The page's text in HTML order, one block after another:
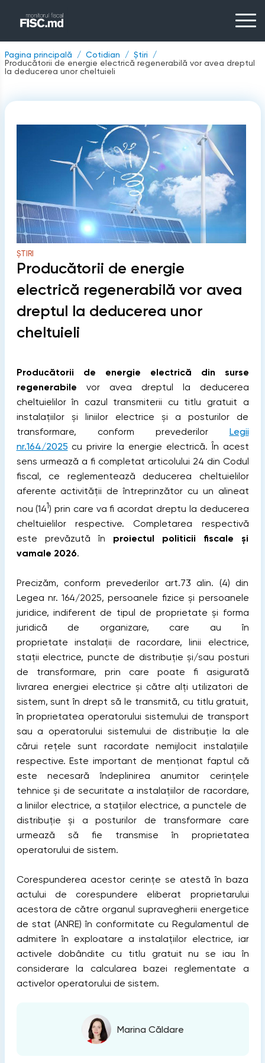
Pagina principală Cotidian
Știri
Producătorii de energie electrică regenerabilă vor avea dreptul
la deducerea unor cheltuieli
ȘTIRI
Producătorii de energie
electrică regenerabilă vor avea
dreptul la deducerea unor
cheltuieli
Producătorii de energie electrică din surse
regenerabile vor avea dreptul la deducerea
cheltuielilor în cazul transmiterii cu titlu gratuit a
instalațiilor și liniilor electrice și a posturilor de
transformare, conform prevederilor Legii
nr.164/2025 cu privire la energie electrică. În acest
sens urmează a fi completat articolului 24 din Codul
fiscal, ce reglementează deducerea cheltuielilor
aferente activităţii de întreprinzător cu un alineat
nou (141) prin care va fi acordat dreptu la deducerea
cheltuielilor respective. Completarea respectivă
este prevăzută în proiectul politicii fiscale și
vamale 2026.
Precizăm, conform prevederilor art.73 alin. (4) din
Legea nr. 164/2025, persoanele fizice şi persoanele
juridice, indiferent de tipul de proprietate şi forma
juridică de organizare, care au în
proprietate instalații de racordare, linii electrice,
stații electrice, puncte de distribuție și/sau posturi
de transformare, prin care poate fi asigurată
livrarea energiei electrice și către alți utilizatori de
sistem, sunt în drept să le transmită, cu titlu gratuit,
în proprietatea operatorului sistemului de transport
sau a operatorului sistemului de distribuție la ale
cărui rețele sunt racordate nemijlocit instalațiile
respective. Este important de menționat faptul că
este necesară îndeplinirea anumitor cerințele
tehnice și de securitate a instalațiilor de racordare,
a liniilor electrice, a stațiilor electrice, a punctele de
distribuție și a posturilor de transformare care
urmează să fie transmise în proprietatea
operatorului de sistem.
Corespunderea acestor cerințe se atestă în baza
actului de corespundere eliberat proprietarului
acestora de către organul supravegherii energetice
de stat (ANRE) în conformitate cu Regulamentul de
admitere în exploatare a instalațiilor electrice, iar
activele dobândite cu titlu gratuit nu se iau în
considerare la calcularea bazei reglementate a
activelor operatorului de sistem.
Marina Căldare